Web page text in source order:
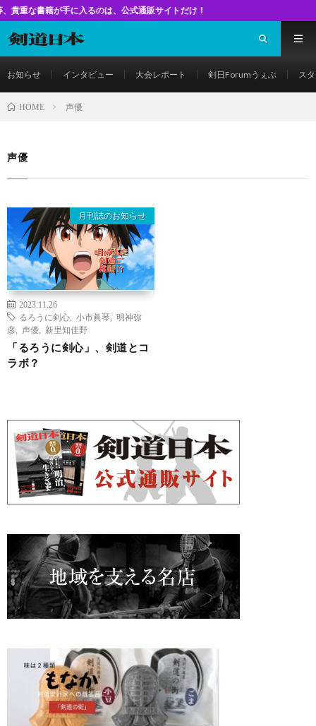
が手に入るのは、公式通販サイトだけ！
お知らせ インタビュー 大会レポート 剣日Forumうぇぶ ス
HOME 声優
声優
月刊誌のお知らせ
2023.11.26
るろうに剣心
小市眞琴
明神弥
彦
声優 新里知佳野
「るろうに剣心」、剣道とコ
ラボ？